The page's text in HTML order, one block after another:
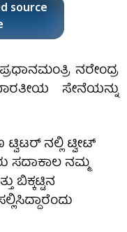
source
ನರೇಂದ್ರ
ಸೇನೆಯನ್ನು
ನಲ್ಲಿ ಟ್ವೀಟ್
ಸದಾಕಾಲ ನಮ್ಮ
ಬಿಕ್ಕಟ್ಟಿನ